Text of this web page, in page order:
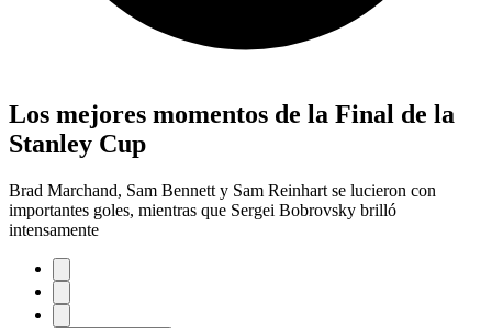
Los mejores momentos de la Final de la
Stanley Cup
Brad Marchand, Sam Bennett y Sam Reinhart se lucieron con
importantes goles, mientras que Sergei Bobrovsky brilló
intensamente